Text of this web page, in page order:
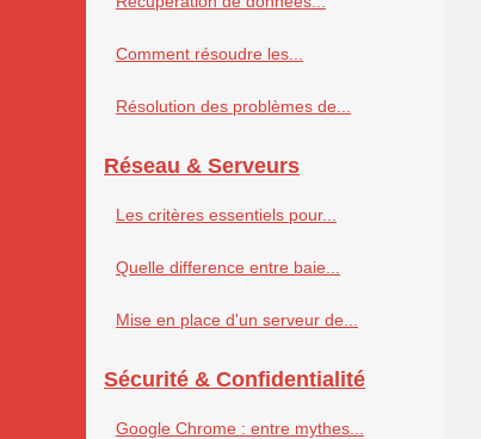
Comment résoudre les...
Résolution des problèmes de...
Réseau & Serveurs
Les critères essentiels pour...
Quelle difference entre baie...
Mise en place d'un serveur de...
Sécurité & Confidentialité
Google Chrome : entre mythes...